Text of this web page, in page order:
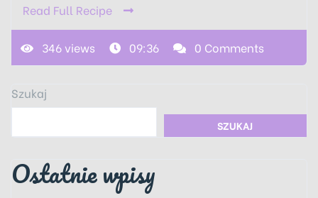
Read Full Recipe
346 views 09:36 0 Comments
Szukaj
SZUKAJ
Ostatnie wpisy